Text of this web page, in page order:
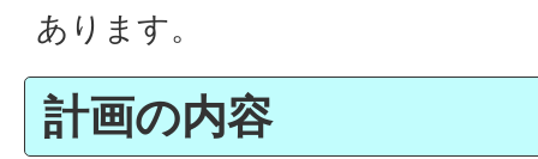
あります。
計画の内容